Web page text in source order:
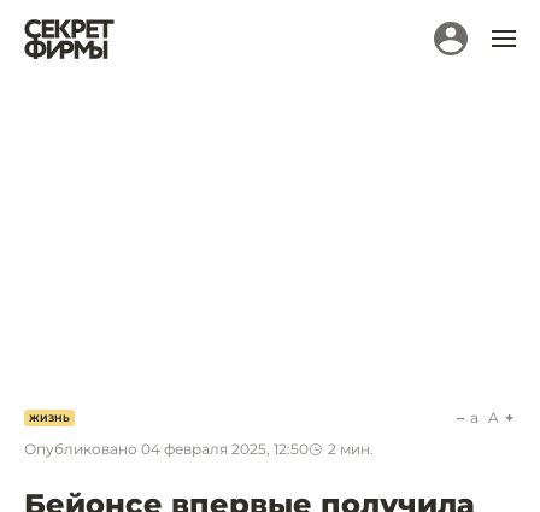
ЖИЗНЬ
Опубликовано 04 февраля 2025, 12:50 2 мин.
a A
Бейонсе впервые получила